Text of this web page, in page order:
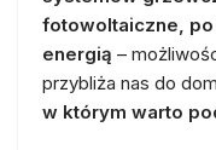
fotowoltaiczne,
energią –
przybliża nas do
w którym warto